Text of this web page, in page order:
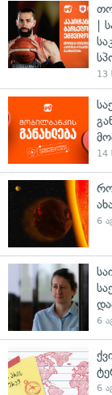
|
13
14
6
6
6